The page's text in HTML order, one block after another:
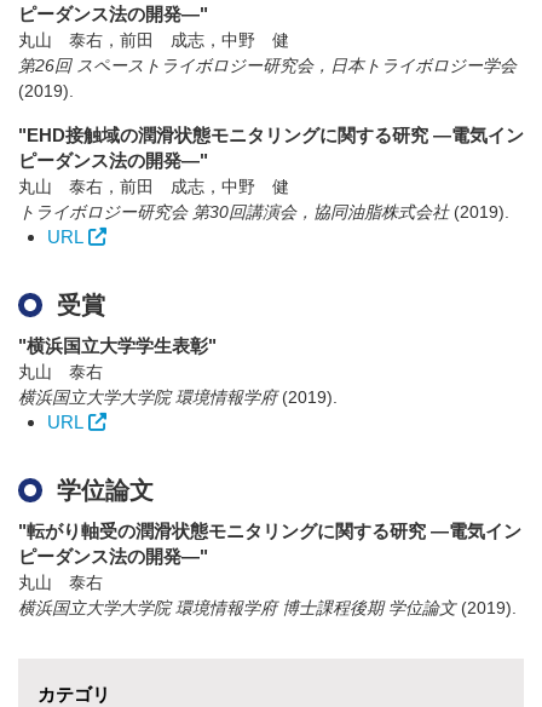
ピーダンス法の開発―"
丸山 泰右，前田 成志，中野 健
第26回 スペーストライボロジー研究会，日本トライボロジー学会
(2019)
"EHD接触域の潤滑状態モニタリングに関する研究 ―電気イン
ピーダンス法の開発―"
丸山 泰右，前田 成志，中野 健
トライボロジー研究会 第30回講演会，協同油脂株式会社 (2019)
URL
受賞
"横浜国立大学学生表彰"
丸山 泰右
横浜国立大学大学院 環境情報学府 (2019)
URL
学位論文
"転がり軸受の潤滑状態モニタリングに関する研究 ―電気イン
ピーダンス法の開発―"
丸山 泰右
横浜国立大学大学院 環境情報学府 博士課程後期 学位論文 (2019)
カテゴリ